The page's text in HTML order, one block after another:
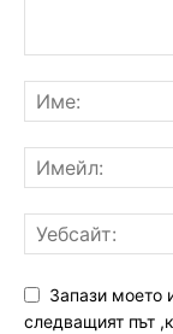
Запази моето
следващият път